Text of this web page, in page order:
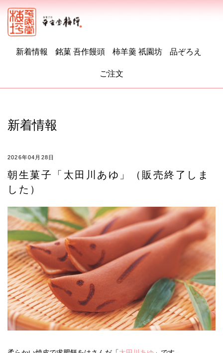
新着情報 銘菓 吾作饅頭 柿羊羹 祇園坊 品ぞろえ
ご注文
新着情報
2026年04月28日
朝生菓子「太田川あゆ」（販売終了しま
した）